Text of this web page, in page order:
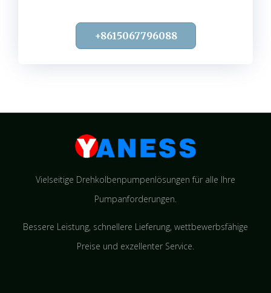
+8615067796088
Vielseitige Drehkolbenpumpenlösungen für alle Ihre
Pumpanforderungen.
Bessere Leistung, schnellere Lieferung, wettbewerbsfähige
Preise und exzellenter Service.